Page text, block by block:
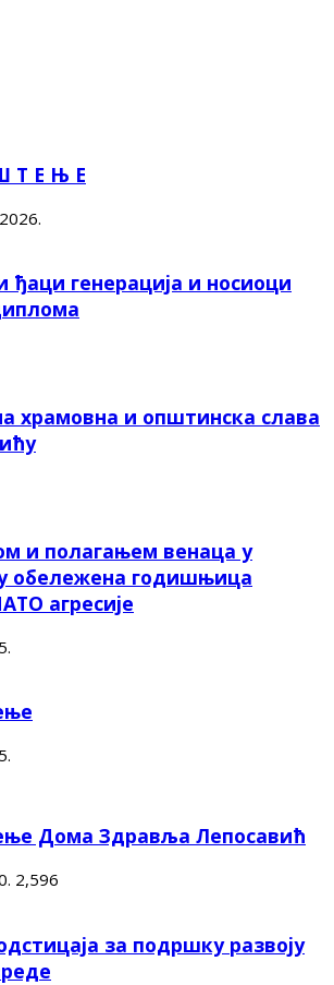
Т Е Њ Е
ђаци генерација и носиоци
храмовна и општинска слава
и полагањем венаца у
обележена годишњица
агресије
Дома Здравља Лепосавић
2,596
за подршку развоју